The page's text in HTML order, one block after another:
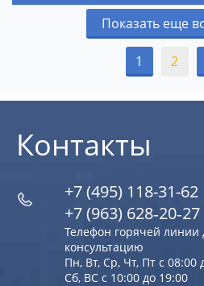
Показать еще
1 2
Контакты
+7 (495) 118-31-62
+7 (963) 628‑20‑27
Телефон горячей линии
консультацию
Пн, Вт, Ср, Чт, Пт с 08:00
Сб, ВС с 10:00 до 19:00